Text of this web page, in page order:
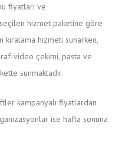
fiyatları ve
hizmet paketine göre
kiralama hizmeti sunarken,
video çekimi, pasta ve
sunmaktadır.
kampanyalı fiyatlardan
ise hafta sonuna